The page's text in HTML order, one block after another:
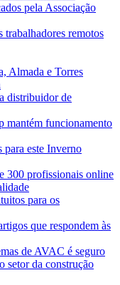
pela Associação
remotos
Almada e Torres
distribuidor de
mantém funcionamento
para este Inverno
300 profissionais online
para os
que respondem às
de AVAC é seguro
setor da construção